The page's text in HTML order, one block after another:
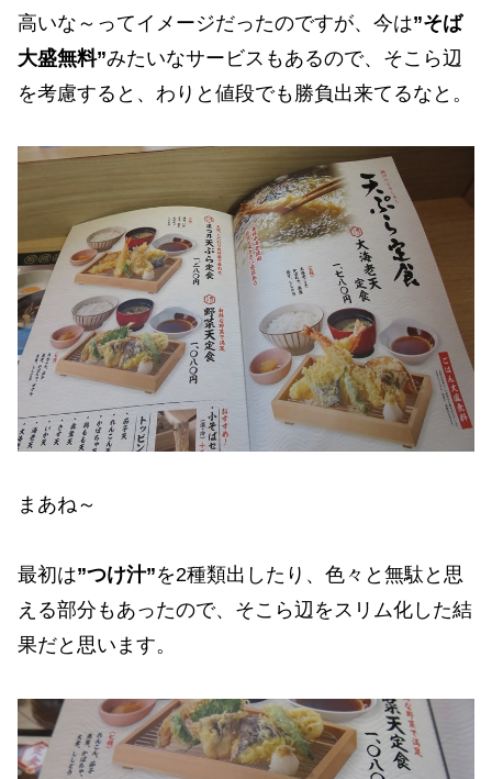
高いな～ってイメージだったのですが、今は”そば
大盛無料”みたいなサービスもあるので、そこら辺
を考慮すると、わりと値段でも勝負出来てるなと。
まあね～
最初は”つけ汁”を2種類出したり、色々と無駄と思
える部分もあったので、そこら辺をスリム化した結
果だと思います。